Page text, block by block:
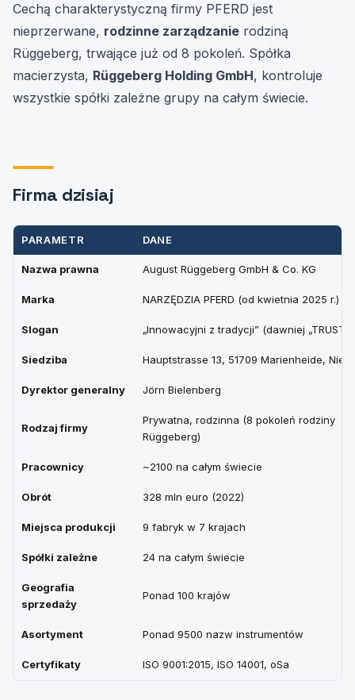
Cechą charakterystyczną firmy PFERD jest
nieprzerwane, rodzinne zarządzanie rodziną
Rüggeberg, trwające już od 8 pokoleń. Spółka
macierzysta, Rüggeberg Holding GmbH, kontroluje
wszystkie spółki zależne grupy na całym świecie.
Firma dzisiaj
PARAMETR DANE
Nazwa prawna August Rüggeberg GmbH & Co. KG
Marka NARZĘDZIA PFERD (od kwietnia 2025 r.)
Slogan „Innowacyjni z tradycji” (dawniej „TRUST
Siedziba Hauptstrasse 13, 51709 Marienheide,
Dyrektor generalny Jörn Bielenberg
Rodzaj firmy
Prywatna, rodzinna (8 pokoleń rodziny
Rüggeberg)
Pracownicy ~2100 na całym świecie
Obrót 328 mln euro (2022)
Miejsca produkcji 9 fabryk w 7 krajach
Spółki zależne 24 na całym świecie
Geografia
sprzedaży
Ponad 100 krajów
Asortyment Ponad 9500 nazw instrumentów
Certyfikaty ISO 9001:2015, ISO 14001, oSa